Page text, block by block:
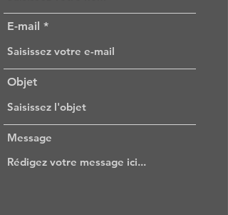
E-mail
Objet
Message